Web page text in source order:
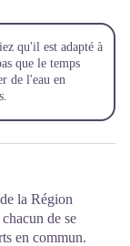
qu'il est adapté à
que le temps
de l'eau en
la Région
de se
en commun.